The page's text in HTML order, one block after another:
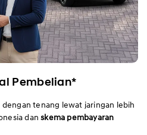
Pembelian*
tenang lewat jaringan lebih
danskema pembayaran